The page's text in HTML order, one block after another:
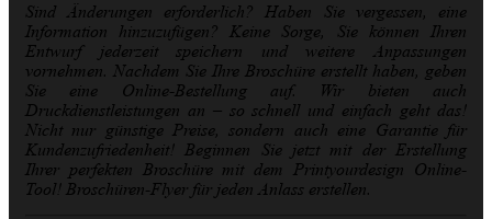
Sind Änderungen erforderlich? Haben Sie vergessen, eine
Information hinzuzufügen? Keine Sorge, Sie können Ihren
Entwurf jederzeit speichern und weitere Anpassungen
vornehmen. Nachdem Sie Ihre Broschüre erstellt haben, geben
Sie eine Online-Bestellung auf. Wir bieten auch
Druckdienstleistungen an – so schnell und einfach geht das!
Nicht nur günstige Preise, sondern auch eine Garantie für
Kundenzufriedenheit! Beginnen Sie jetzt mit der Erstellung
Ihrer perfekten Broschüre mit dem Printyourdesign Online-
Tool! Broschüren-Flyer für jeden Anlass erstellen.